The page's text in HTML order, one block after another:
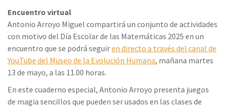
Encuentro virtual
Antonio Arroyo Miguel compartirá un conjunto de actividades
con motivo del Día Escolar de las Matemáticas 2025 en un
encuentro que se podrá seguiren directo a través del canal de
YouTube del Museo de la Evolución Humana, mañana martes
13 de mayo, a las 11.00 horas.
En este cuaderno especial, Antonio Arroyo presenta juegos
de magia sencillos que pueden ser usados en las clases de